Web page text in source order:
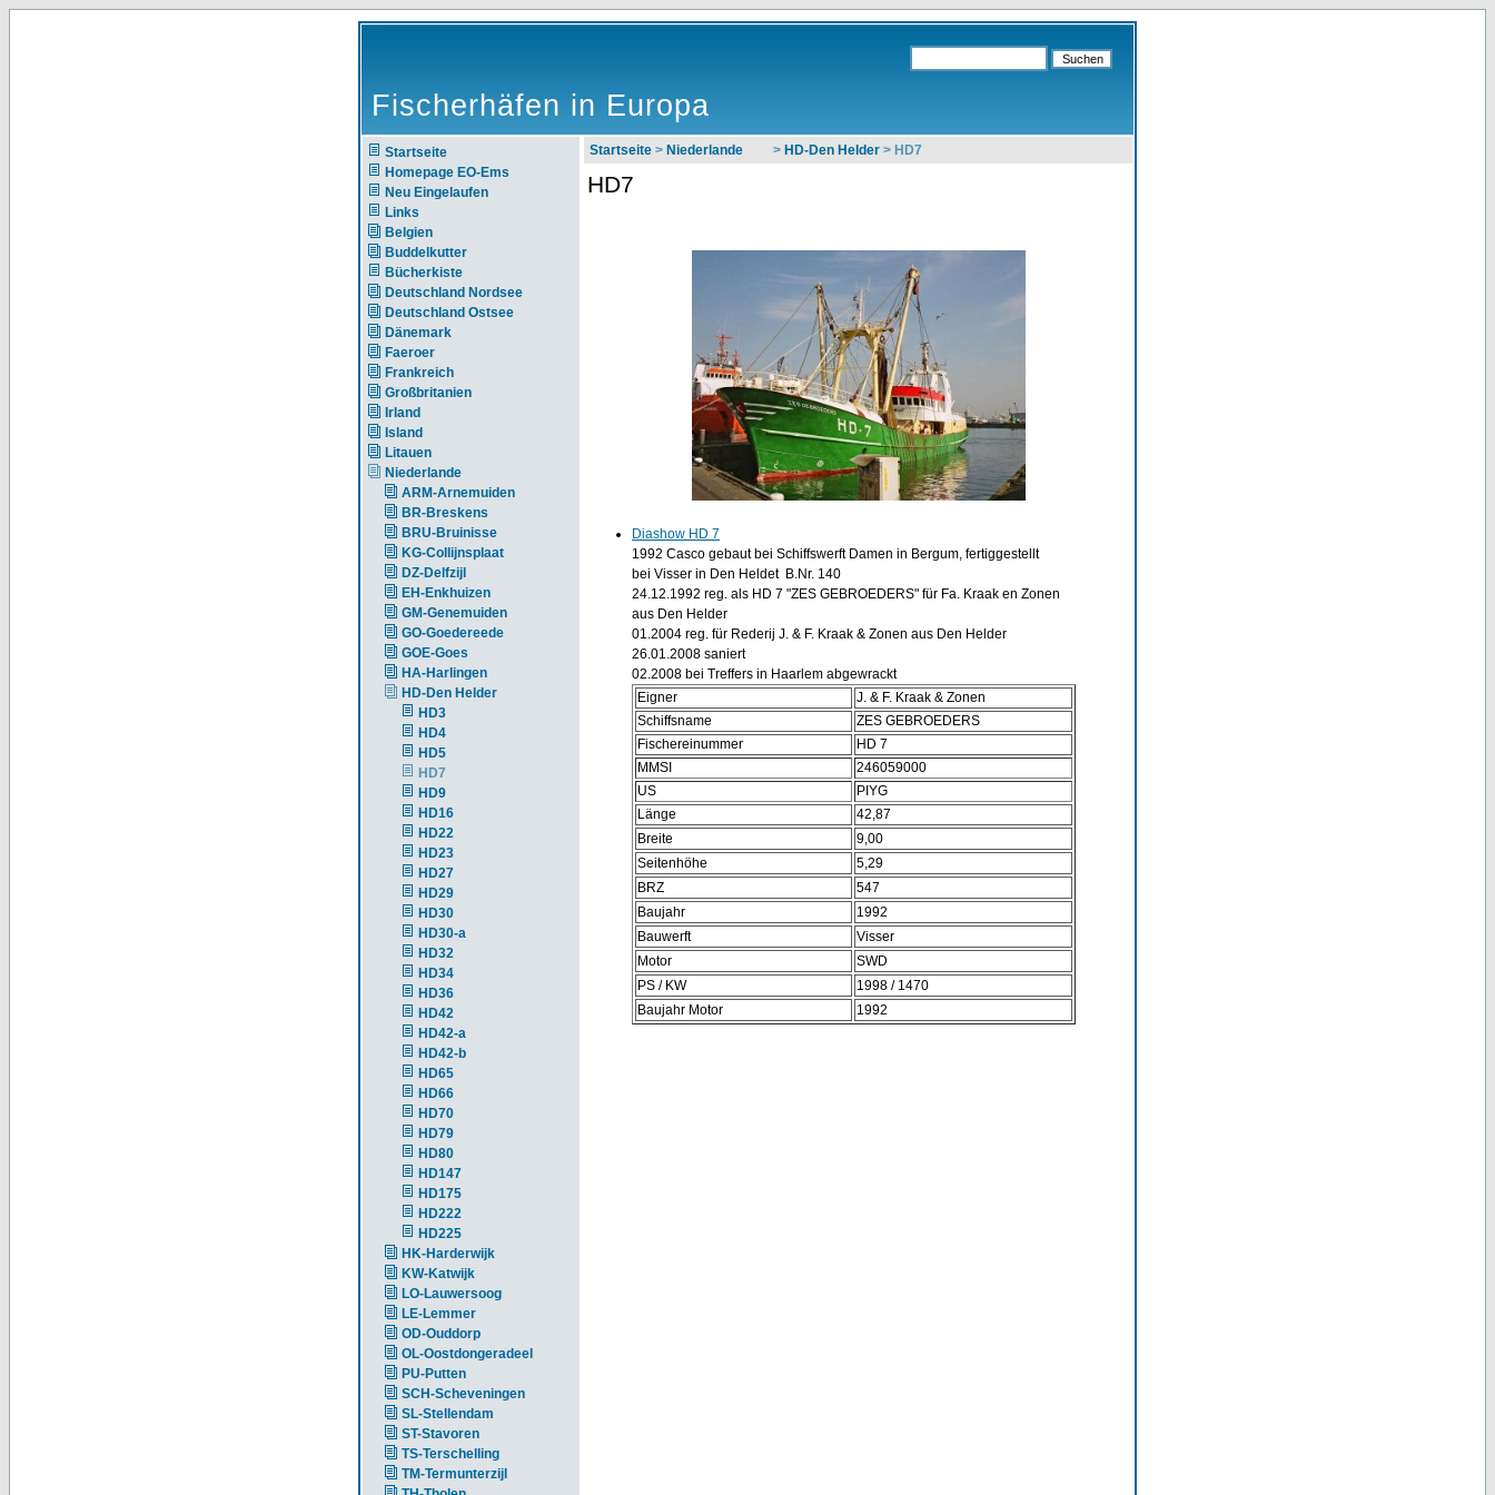
Fischerhäfen in Europa
Startseite
Homepage EO-Ems
Neu Eingelaufen
Links
Belgien
Buddelkutter
Bücherkiste
Deutschland Nordsee
Deutschland Ostsee
Dänemark
Faeroer
Frankreich
Großbritanien
Irland
Island
Litauen
Niederlande
ARM-Arnemuiden
BR-Breskens
BRU-Bruinisse
KG-Collijnsplaat
DZ-Delfzijl
EH-Enkhuizen
GM-Genemuiden
GO-Goedereede
GOE-Goes
HA-Harlingen
HD-Den Helder
HD3
HD4
HD5
HD7
HD9
HD16
HD22
HD23
HD27
HD29
HD30
HD30-a
HD32
HD34
HD36
HD42
HD42-a
HD42-b
HD65
HD66
HD70
HD79
HD80
HD147
HD175
HD222
HD225
HK-Harderwijk
KW-Katwijk
LO-Lauwersoog
LE-Lemmer
OD-Ouddorp
OL-Oostdongeradeel
PU-Putten
SCH-Scheveningen
SL-Stellendam
ST-Stavoren
TS-Terschelling
TM-Termunterzijl
Startseite > Niederlande > HD-Den Helder > HD7
HD7
Diashow HD 7
1992 Casco gebaut bei Schiffswerft Damen in Bergum, fertiggestellt
bei Visser in Den Heldet B.Nr. 140
24.12.1992 reg. als HD 7 "ZES GEBROEDERS" für Fa. Kraak en Zonen
aus Den Helder
01.2004 reg. für Rederij J. & F. Kraak & Zonen aus Den Helder
26.01.2008 saniert
02.2008 bei Treffers in Haarlem abgewrackt
Eigner
J. & F. Kraak & Zonen
Schiffsname
ZES GEBROEDERS
Fischereinummer
HD 7
MMSI
246059000
US
PIYG
Länge
42,87
Breite
9,00
Seitenhöhe
5,29
BRZ
547
Baujahr
1992
Bauwerft
Visser
Motor
SWD
PS / KW
1998 / 1470
Baujahr Motor
1992